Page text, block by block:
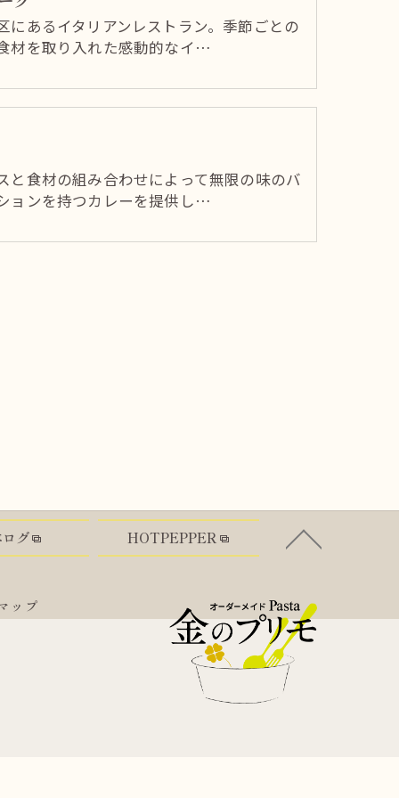
にあるイタリアンレストラン。季節ごとの
材を取り入れた感動的なイ…
と食材の組み合わせによって無限の味のバ
ョンを持つカレーを提供し…
グ HOTPEPPER
ップ